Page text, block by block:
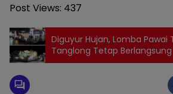
Post Views: 437
Diguyur Hujan, Lomba Pawai
Tanglong Tetap Berlangsung